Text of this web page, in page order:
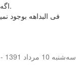
اگه همه چی بهداشتی بوده جای نگرانی نیست.
سه‌شنبه 10 مرداد 1391 - 08:42